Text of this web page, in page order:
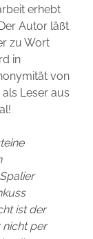
erhebt
Autor läßt
zu Wort
in
von
Leser aus
ist der
per